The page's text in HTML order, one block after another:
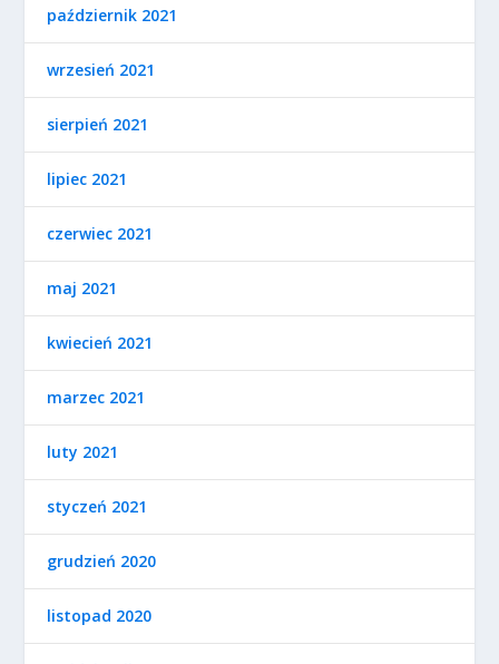
październik 2021
wrzesień 2021
sierpień 2021
lipiec 2021
czerwiec 2021
maj 2021
kwiecień 2021
marzec 2021
luty 2021
styczeń 2021
grudzień 2020
listopad 2020